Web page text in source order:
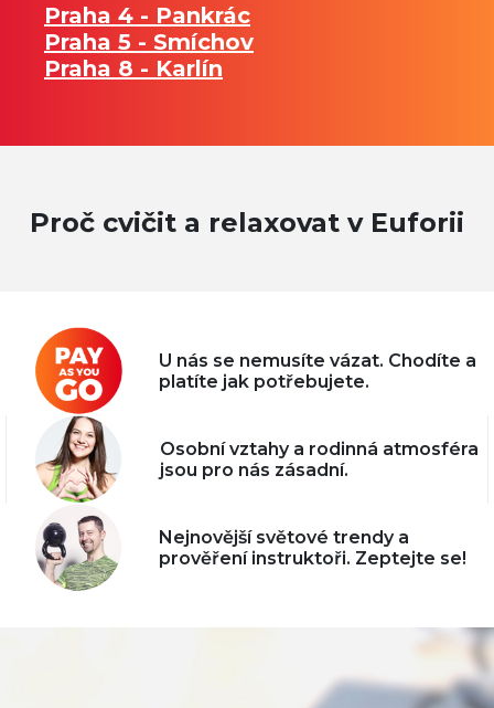
Praha 4 - Pankrác
Praha 5 - Smíchov
Praha 8 - Karlín
Proč cvičit a relaxovat v Euforii
U nás se nemusíte vázat. Chodíte a
platíte jak potřebujete.
Osobní vztahy a rodinná atmosféra
jsou pro nás zásadní.
Nejnovější světové trendy a
prověření instruktoři. Zeptejte se!